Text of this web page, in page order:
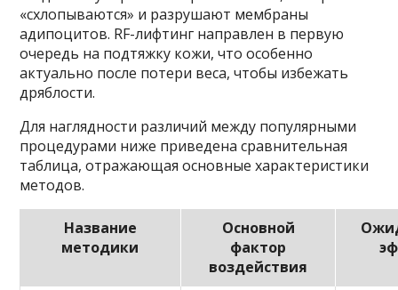
«схлопываются» и разрушают мембраны
адипоцитов. RF-лифтинг направлен в первую
очередь на подтяжку кожи, что особенно
актуально после потери веса, чтобы избежать
дряблости.
Для наглядности различий между популярными
процедурами ниже приведена сравнительная
таблица, отражающая основные характеристики
методов.
Название
методики
Основной
фактор
воздействия